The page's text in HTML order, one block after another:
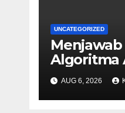
UNCATEGORIZED
Algoritma
dengan
Verifikasi,
Media
AUG 6, 2026